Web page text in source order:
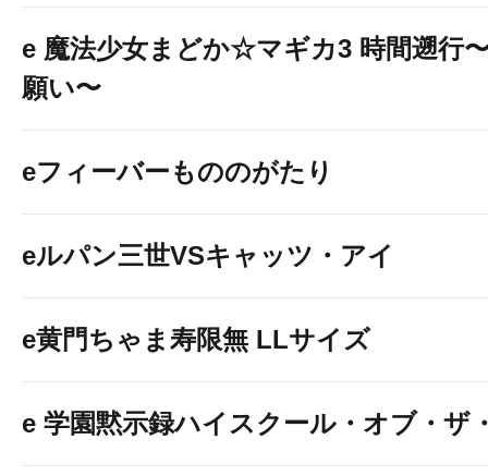
e 魔法少女まどか☆マギカ3 時間遡行
願い〜
eフィーバーもののがたり
eルパン三世VSキャッツ・アイ
e黄門ちゃま寿限無 LLサイズ
e 学園黙示録ハイスクール・オブ・ザ